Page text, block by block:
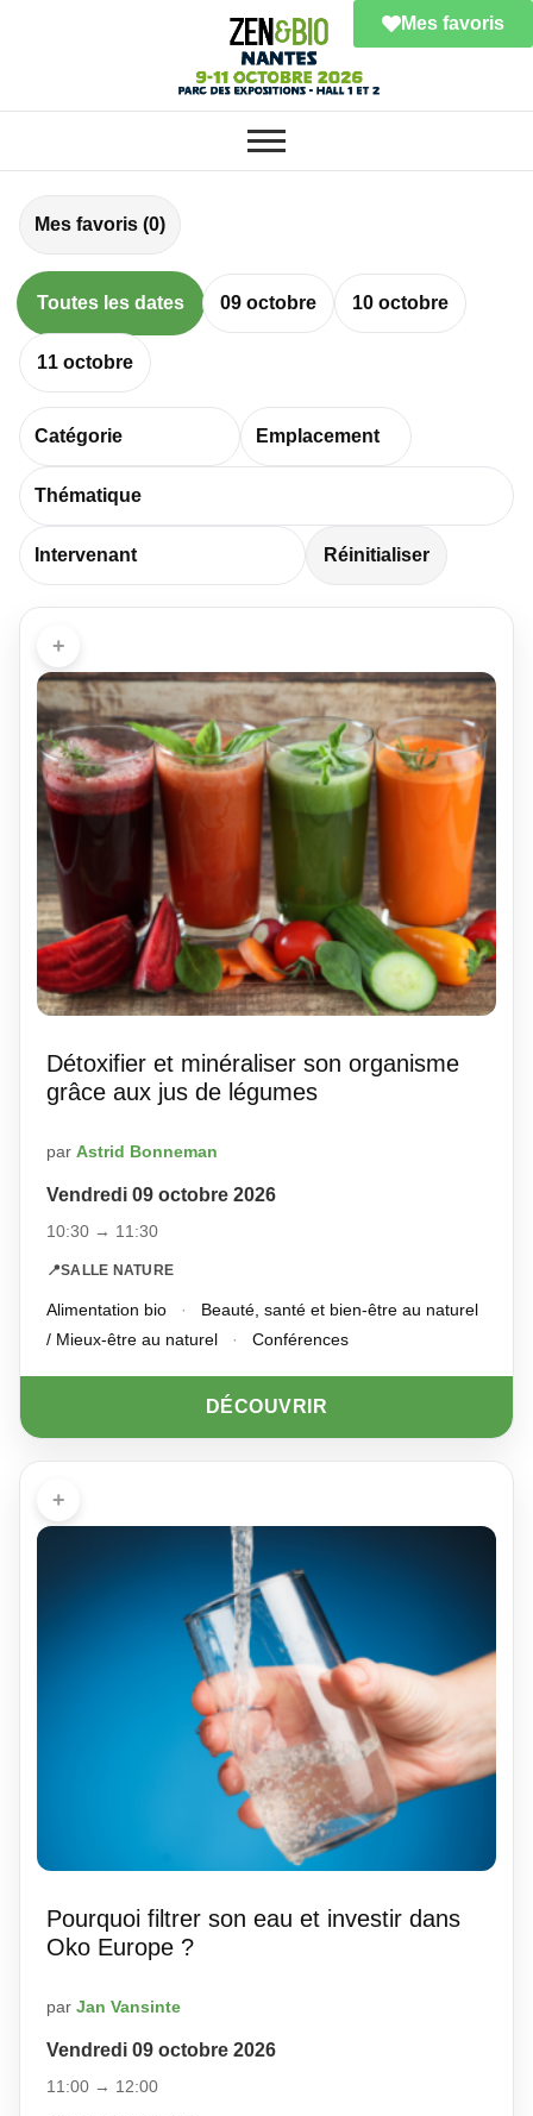
Salon ZEN & BIO
Nantes
SALON ZEN & BIO NANTES :
VOTRE SALON BIO, BIEN-ÊTRE
ET HABITAT SAIN
Mes favoris
Mes favoris (0)
Toutes les dates 09 octobre 10 octobre
11 octobre
Réinitialiser
+
Détoxifier et minéraliser son organisme
grâce aux jus de légumes
par Astrid Bonneman
Vendredi 09 octobre 2026
10:30 → 11:30
📍SALLE NATURE
Alimentation bio ·
Beauté, santé et bien-être au naturel
/ Mieux-être au naturel
· Conférences
DÉCOUVRIR
+
Pourquoi filtrer son eau et investir dans
Oko Europe ?
par Jan Vansinte
Vendredi 09 octobre 2026
11:00 → 12:00